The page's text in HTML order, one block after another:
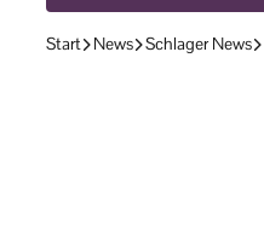
Start News Schlager News